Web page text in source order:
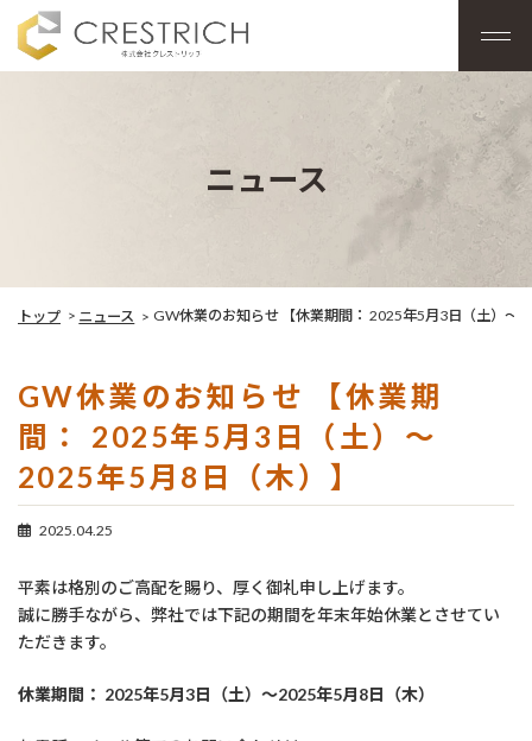
ニュース
トップ ニュース GW休業のお知らせ 【休業期間： 2025年5月3日（土）～
GW休業のお知らせ 【休業期
間： 2025年5月3日（土）～
2025年5月8日（木）】
2025.04.25
平素は格別のご高配を賜り、厚く御礼申し上げます。
誠に勝手ながら、弊社では下記の期間を年末年始休業とさせてい
ただきます。
休業期間： 2025年5月3日（土）～2025年5月8日（木）